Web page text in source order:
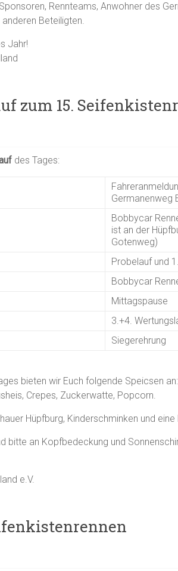
Rennteams, Anwohner des
Beteiligten.
Jahr!
zum 15.
des Tages:
Germanenweg
Bobbycar
ist an der
Gotenweg)
Probelauf und
Bobbycar
Mittagspause
3.+4.
Siegerehrung
bieten wir Euch folgende Speicsen
Crepes, Zuckerwatte, Popcorn.
Hüpfburg, Kinderschminken und
bitte an Kopfbedeckung und
e.V.